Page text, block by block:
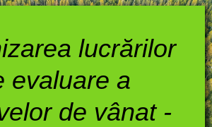
lucrărilor
evaluare a
de vânat -